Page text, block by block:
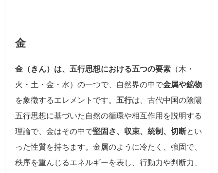
金
金（きん）は、五行思想における五つの要素 （木・
火・土・金・水）の一つで、自然界の中で金属や鉱物
を象徴するエレメントです。 五行は、古代中国の陰陽
五行思想に基づいた自然の循環や相互作用を説明する
理論で、金はその中で堅固さ、収束、統制、切断とい
った性質を持ちます。金属のように冷たく、強固で、
秩序を重んじるエネルギーを表し、行動力や判断力、